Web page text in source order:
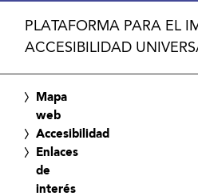
PLATAFORMA PARA EL
ACCESIBILIDAD
Mapa
web
Accesibilidad
Enlaces
de
interés